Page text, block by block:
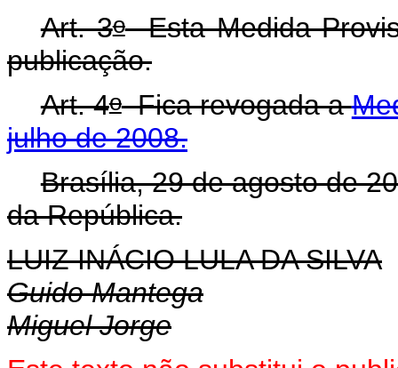
Art. 3oEsta Medida
publicação.
Art. 4oFica revogada a
julho de 2008.
Brasília, 29 de agosto de
da República.
LUIZ INÁCIO LULA DA SILVA
Guido Mantega
Miguel Jorge